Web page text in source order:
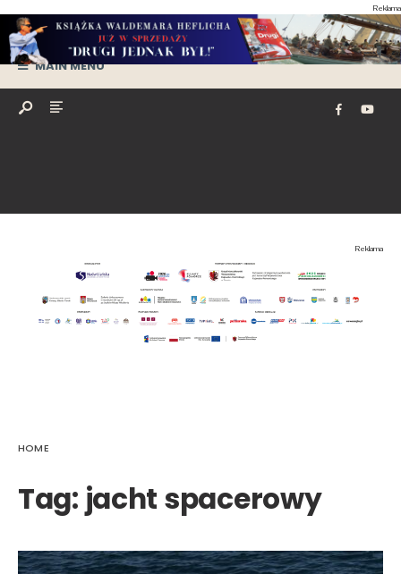
Reklama
MAIN MENU
Reklama
HOME
Tag: jacht spacerowy